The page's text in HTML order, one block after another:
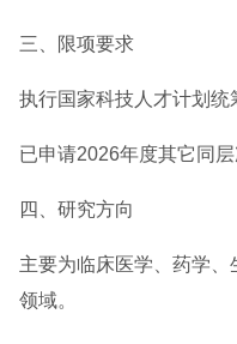
三、限项要求
执行国家科技人才计划统
已申请2026年度其它同
四、研究方向
主要为临床医学、药学
领域。